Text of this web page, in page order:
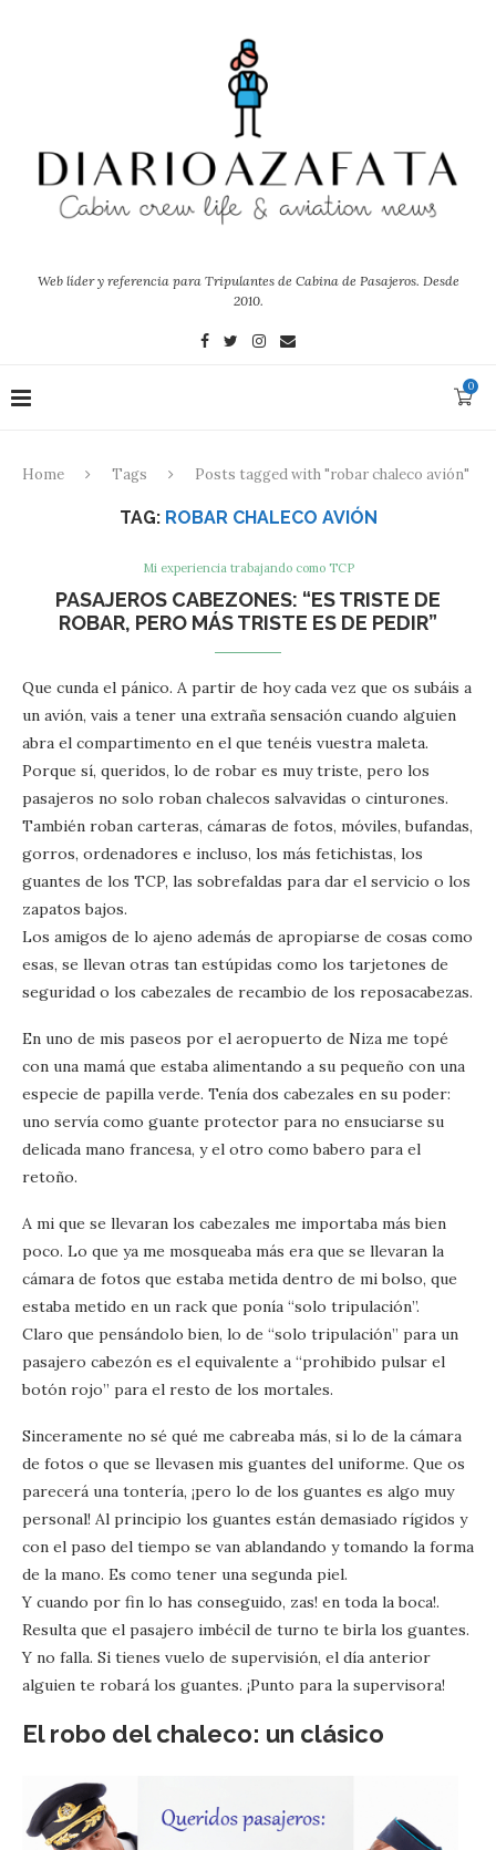
Web líder y referencia para Tripulantes de Cabina de Pasajeros. Desde
2010.
0
Home Tags Posts tagged with "robar chaleco avión"
TAG: ROBAR CHALECO AVIÓN
Mi experiencia trabajando como TCP
PASAJEROS CABEZONES: “ES TRISTE DE
ROBAR, PERO MÁS TRISTE ES DE PEDIR”
Que cunda el pánico. A partir de hoy cada vez que os subáis a
un avión, vais a tener una extraña sensación cuando alguien
abra el compartimento en el que tenéis vuestra maleta.
Porque sí, queridos, lo de robar es muy triste, pero los
pasajeros no solo roban chalecos salvavidas o cinturones.
También roban carteras, cámaras de fotos, móviles, bufandas,
gorros, ordenadores e incluso, los más fetichistas, los
guantes de los TCP, las sobrefaldas para dar el servicio o los
zapatos bajos.
Los amigos de lo ajeno además de apropiarse de cosas como
esas, se llevan otras tan estúpidas como los tarjetones de
seguridad o los cabezales de recambio de los reposacabezas.
En uno de mis paseos por el aeropuerto de Niza me topé
con una mamá que estaba alimentando a su pequeño con una
especie de papilla verde. Tenía dos cabezales en su poder:
uno servía como guante protector para no ensuciarse su
delicada mano francesa, y el otro como babero para el
retoño.
A mi que se llevaran los cabezales me importaba más bien
poco. Lo que ya me mosqueaba más era que se llevaran la
cámara de fotos que estaba metida dentro de mi bolso, que
estaba metido en un rack que ponía “solo tripulación”.
Claro que pensándolo bien, lo de “solo tripulación” para un
pasajero cabezón es el equivalente a “prohibido pulsar el
botón rojo” para el resto de los mortales.
Sinceramente no sé qué me cabreaba más, si lo de la cámara
de fotos o que se llevasen mis guantes del uniforme. Que os
parecerá una tontería, ¡pero lo de los guantes es algo muy
personal! Al principio los guantes están demasiado rígidos y
con el paso del tiempo se van ablandando y tomando la forma
de la mano. Es como tener una segunda piel.
Y cuando por fin lo has conseguido, zas! en toda la boca!.
Resulta que el pasajero imbécil de turno te birla los guantes.
Y no falla. Si tienes vuelo de supervisión, el día anterior
alguien te robará los guantes. ¡Punto para la supervisora!
El robo del chaleco: un clásico